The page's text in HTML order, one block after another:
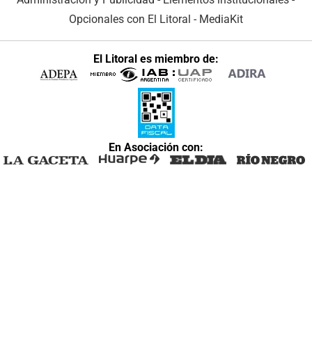
Opcionales con El Litoral - MediaKit
El Litoral es miembro de:
En Asociación con: